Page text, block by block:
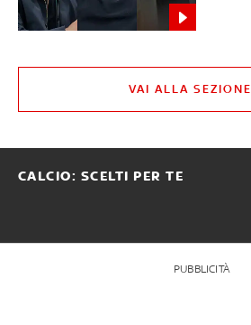
VAI ALLA SEZIONE
CALCIO: SCELTI PER TE
PUBBLICITÀ